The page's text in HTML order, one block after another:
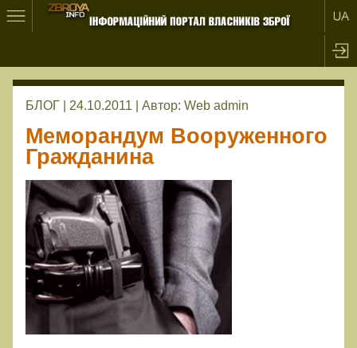
БЛОГ | 24.10.2011 | Автор: Web admin
Меморандум Вооруженного
Гражданина